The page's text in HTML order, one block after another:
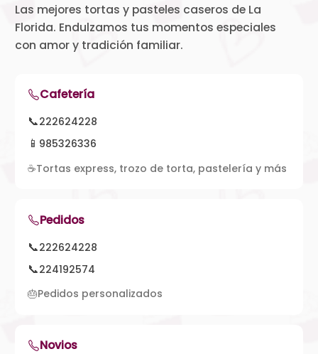
Las mejores tortas y pasteles caseros de La
Florida. Endulzamos tus momentos especiales
con amor y tradición familiar.
Cafetería
📞222624228
📱 985326336
☕Tortas express, trozo de torta, pastelería y más
Pedidos
📞222624228
📞224192574
🎂Pedidos personalizados
Novios